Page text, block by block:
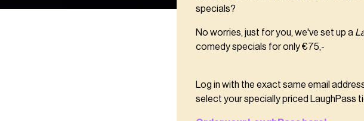
specials?
No worries, just for you, we've set up a
comedy specials for only €75,-
Log in with the exact same email
select your specially priced LaughPass